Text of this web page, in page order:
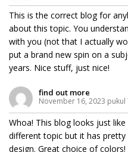
This is the correct blog for
about this topic. You
with you (not that I actually
put a brand new spin on a
years. Nice stuff, just nice!
find out more
November 16, 2023 pukul
Whoa! This blog looks just
different topic but it has
design. Great choice of colors!